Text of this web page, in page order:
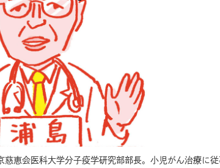
恵会医科大学分子疫学研究部部長。小児がん治療に